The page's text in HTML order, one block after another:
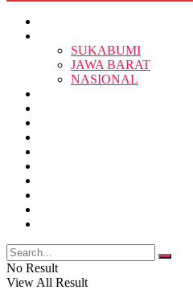
SUKABUMI
PENDIDIKAN
SUKABUMI
JAWA BARAT
NASIONAL
No Result
View All Result